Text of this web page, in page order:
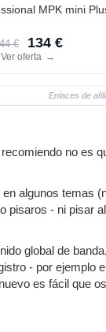
MPK mini
€ 134 €
Ver oferta →
Enlaces de
no es
algunos temas
pisaros - ni pisar al
global de banda,
- por ejemplo
es fácil que os